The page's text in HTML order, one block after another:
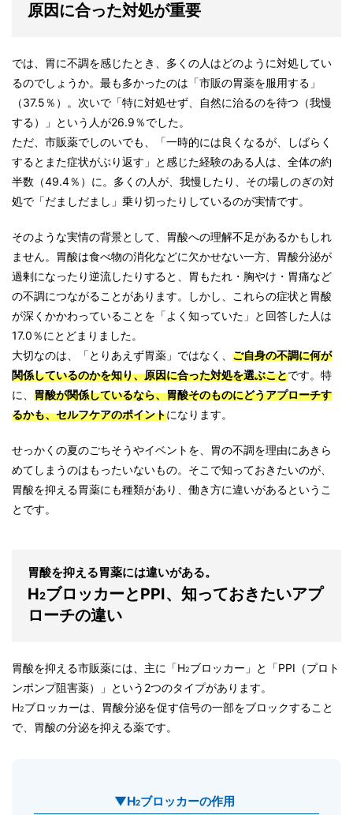
原因に合った対処が重要
では、胃に不調を感じたとき、多くの人はどのように対処してい
るのでしょうか。最も多かったのは「市販の胃薬を服用する」
（37.5％）。次いで「特に対処せず、自然に治るのを待つ（我慢
する）」という人が26.9％でした。
ただ、市販薬でしのいでも、「一時的には良くなるが、しばらく
するとまた症状がぶり返す」と感じた経験のある人は、全体の約
半数（49.4％）に。多くの人が、我慢したり、その場しのぎの対
処で「だましだまし」乗り切ったりしているのが実情です。
そのような実情の背景として、胃酸への理解不足があるかもしれ
ません。胃酸は食べ物の消化などに欠かせない一方、胃酸分泌が
過剰になったり逆流したりすると、胃もたれ・胸やけ・胃痛など
の不調につながることがあります。しかし、これらの症状と胃酸
が深くかかわっていることを「よく知っていた」と回答した人は
17.0％にとどまりました。
大切なのは、「とりあえず胃薬」ではなく、 ご自身の不調に何が
関係しているのかを知り、原因に合った対処を選ぶことです。特
に、 胃酸が関係しているなら、胃酸そのものにどうアプローチす
るかも、セルフケアのポイントになります。
せっかくの夏のごちそうやイベントを、胃の不調を理由にあきら
めてしまうのはもったいないもの。そこで知っておきたいのが、
胃酸を抑える胃薬にも種類があり、働き方に違いがあるというこ
とです。
胃酸を抑える胃薬には違いがある。
H2ブロッカーとPPI、知っておきたいアプ
ローチの違い
胃酸を抑える市販薬には、主に「H2ブロッカー」と「PPI（プロト
ンポンプ阻害薬）」という2つのタイプがあります。
H2ブロッカーは、胃酸分泌を促す信号の一部をブロックすること
で、胃酸の分泌を抑える薬です。
▼H2ブロッカーの作用